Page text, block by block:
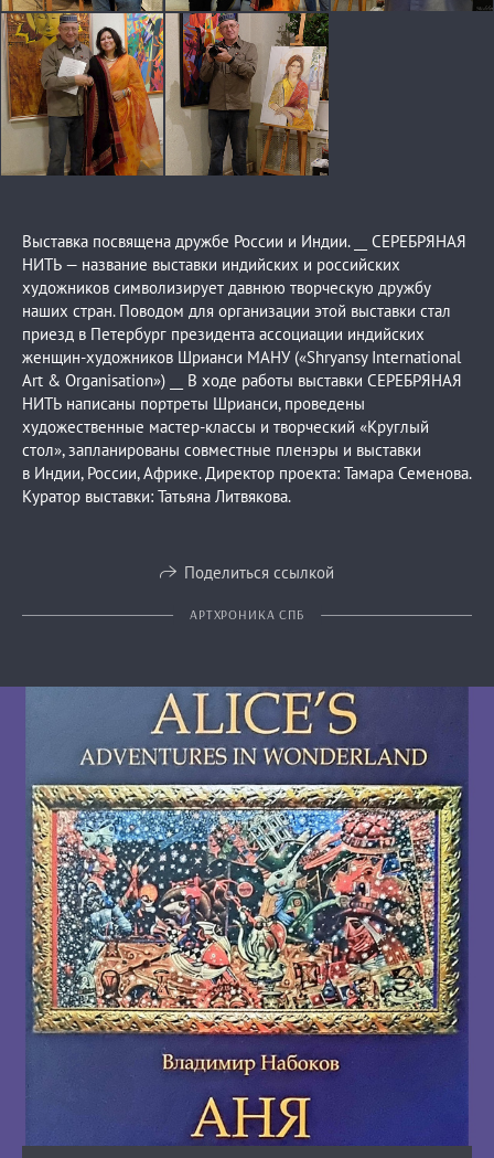
Выставка посвящена дружбе России и Индии. __ СЕРЕБРЯНАЯ
НИТЬ — название выставки индийских и российских
художников символизирует давнюю творческую дружбу
наших стран. Поводом для организации этой выставки стал
приезд в Петербург президента ассоциации индийских
женщин-художников Шрианси МАНУ («Shryansy International
Art & Organisation») __ В ходе работы выставки СЕРЕБРЯНАЯ
НИТЬ написаны портреты Шрианси, проведены
художественные мастер-классы и творческий «Круглый
стол», запланированы совместные пленэры и выставки
в Индии, России, Африке. Директор проекта: Тамара Семенова.
Куратор выставки: Татьяна Литвякова.
Поделиться ссылкой
АРТХРОНИКА СПБ